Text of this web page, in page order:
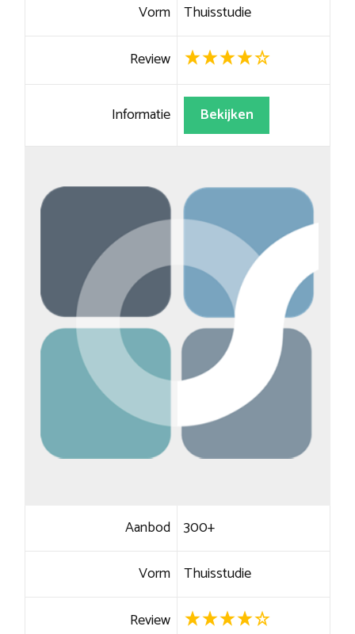
Vorm Thuisstudie
Review
Informatie Bekijken
Aanbod 300+
Vorm Thuisstudie
Review